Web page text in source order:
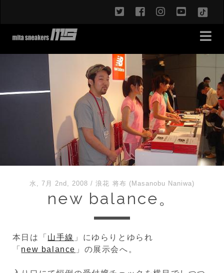
twitterfacebookinstagram
水, 7月 2nd, 2008 /浪花 将布 (Masanobu Naniwa)
new balance。
本日は「 山手線 」にゆらりとゆられ
「 new balance 」の展示会へ。